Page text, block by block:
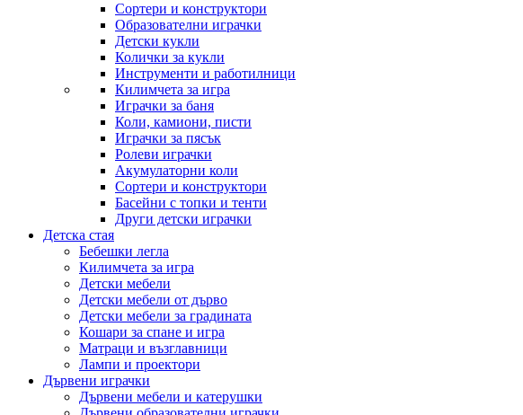
Сортери и конструктори
Образователни играчки
Детски кукли
Колички за кукли
Инструменти и работилници
Килимчета за игра
Играчки за баня
Коли, камиони, писти
Играчки за пясък
Ролеви играчки
Акумулаторни коли
Сортери и конструктори
Басейни с топки и тенти
Други детски играчки
Детска стая
Бебешки легла
Килимчета за игра
Детски мебели
Детски мебели от дърво
Детски мебели за градината
Кошари за спане и игра
Матраци и възглавници
Лампи и проектори
Дървени играчки
Дървени мебели и катерушки